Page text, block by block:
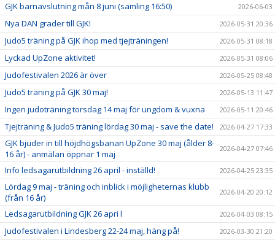
GJK barnavslutning mån 8 juni (samling 16:50) 2026-06-03
Nya DAN grader till GJK! 2026-05-31 20:36
Judo5 träning på GJK ihop med tjejträningen! 2026-05-31 08:18
Lyckad UpZone aktivitet! 2026-05-31 08:06
Judofestivalen 2026 är över 2026-05-25 08:48
Judo5 träning på GJK 30 maj! 2026-05-13 11:47
Ingen judoträning torsdag 14 maj för ungdom & vuxna 2026-05-11 20:46
Tjejträning & Judo5 träning lördag 30 maj - save the date! 2026-04-27 17:33
GJK bjuder in till höjdhögsbanan UpZone 30 maj (ålder 8-
16 år) - anmälan öppnar 1 maj
2026-04-27 07:46
Info ledsagarutbildning 26 april - inställd! 2026-04-25 23:35
Lördag 9 maj - träning och inblick i möjligheternas klubb
(från 16 år)
2026-04-20 20:12
Ledsagarutbildning GJK 26 apri l 2026-04-03 08:15
Judofestivalen i Lindesberg 22-24 maj, häng på! 2026-03-30 21:20